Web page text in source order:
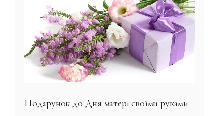
Подарунок до Дня матері своїми руками